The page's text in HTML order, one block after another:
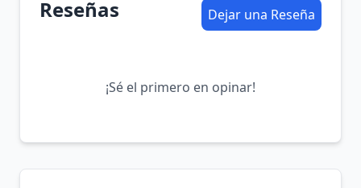
Reseñas Dejar una Reseña
¡Sé el primero en opinar!